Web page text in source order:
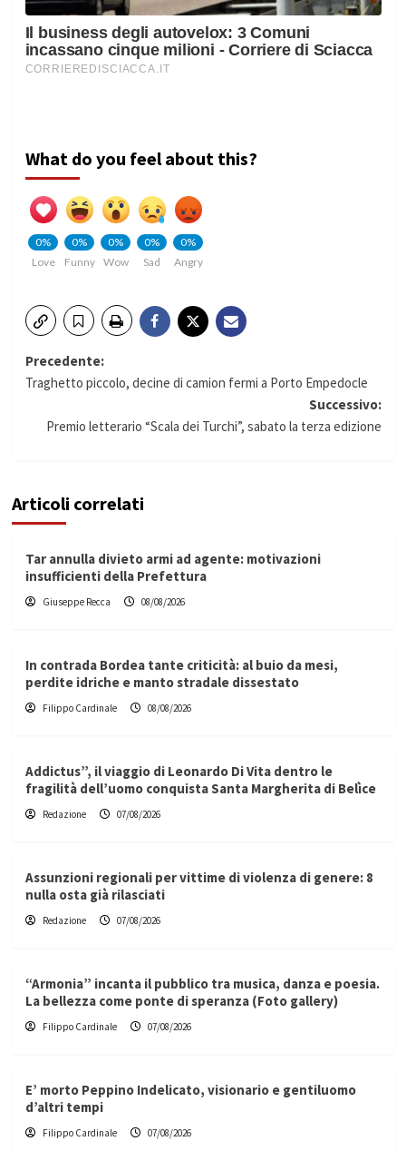
What do you feel about this?
0%
Love
0%
Funny
0%
Wow
0%
Sad
0%
Angry
Navigazione
Precedente:
Traghetto piccolo, decine di camion fermi a Porto Empedocle
Successivo:
Premio letterario “Scala dei Turchi”, sabato la terza edizione
Articoli correlati
Tar annulla divieto armi ad agente: motivazioni
insufficienti della Prefettura
Giuseppe Recca 08/08/2026
In contrada Bordea tante criticità: al buio da mesi,
perdite idriche e manto stradale dissestato
Filippo Cardinale 08/08/2026
Addictus”, il viaggio di Leonardo Di Vita dentro le
fragilità dell’uomo conquista Santa Margherita di Belìce
Redazione 07/08/2026
Assunzioni regionali per vittime di violenza di genere: 8
nulla osta già rilasciati
Redazione 07/08/2026
“Armonia” incanta il pubblico tra musica, danza e poesia.
La bellezza come ponte di speranza (Foto gallery)
Filippo Cardinale 07/08/2026
E’ morto Peppino Indelicato, visionario e gentiluomo
d’altri tempi
Filippo Cardinale 07/08/2026